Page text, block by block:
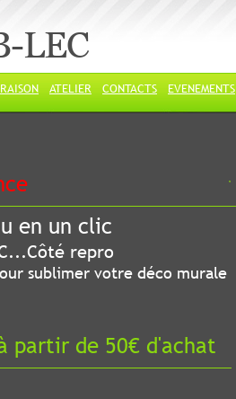
LEC
ATELIER CONTACTS EVENEMENTS
en un clic
repro
sublimer votre déco murale
partir de 50€ d'achat